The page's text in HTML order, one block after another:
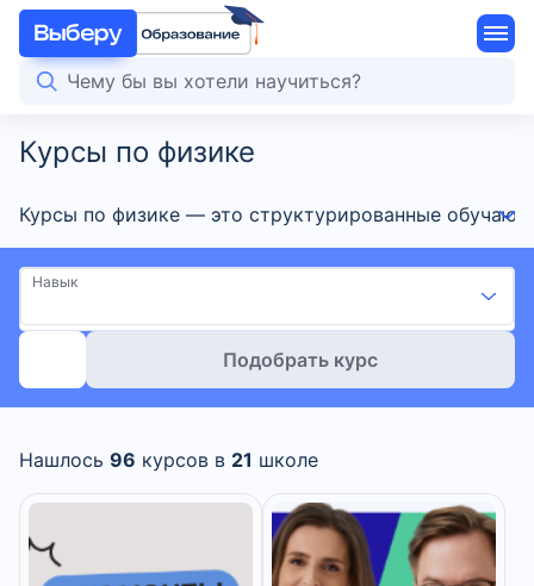
Курсы по физике
Курсы по физике — это структурированные
Навык
Подобрать курс
Нашлось 96 курсов в 21 школе